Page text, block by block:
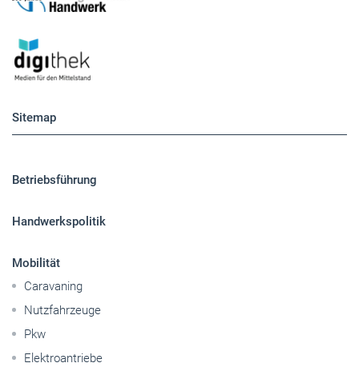
Sitemap
Betriebsführung
Handwerkspolitik
Mobilität
Caravaning
Nutzfahrzeuge
Pkw
Elektroantriebe